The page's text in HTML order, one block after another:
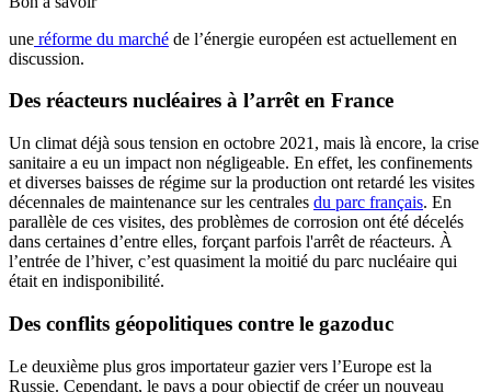
une réforme du marché de l’énergie européen est actuellement en
discussion.
Des réacteurs nucléaires à l’arrêt en France
Un climat déjà sous tension en octobre 2021, mais là encore, la crise
sanitaire a eu un impact non négligeable. En effet, les confinements
et diverses baisses de régime sur la production ont retardé les visites
décennales de maintenance sur les centrales du parc français. En
parallèle de ces visites, des problèmes de corrosion ont été décelés
dans certaines d’entre elles, forçant parfois l'arrêt de réacteurs. À
l’entrée de l’hiver, c’est quasiment la moitié du parc nucléaire qui
était en indisponibilité.
Des conflits géopolitiques contre le gazoduc
Le deuxième plus gros importateur gazier vers l’Europe est la
Russie. Cependant, le pays a pour objectif de créer un nouveau